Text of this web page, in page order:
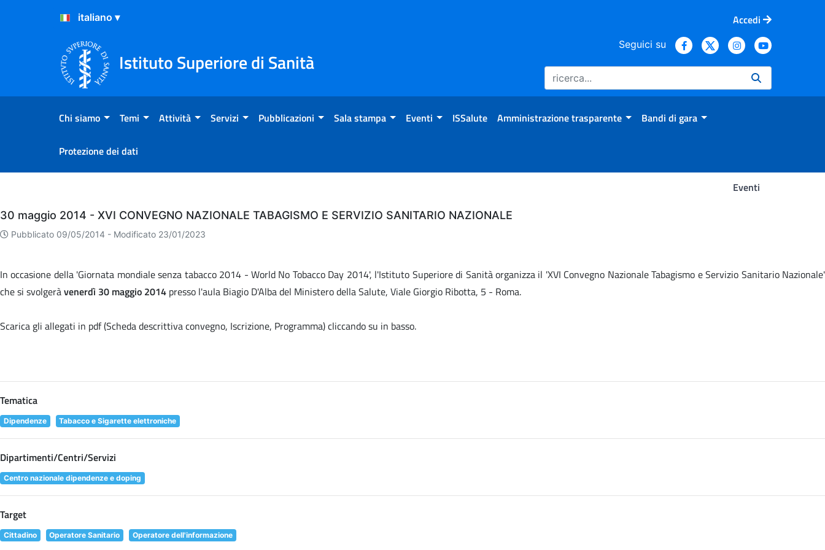
Salta al Contenuto
Salta al Footer
Accedi
Istituto Superiore di Sanità
Seguici su
Chi siamo Temi Attività Servizi Pubblicazioni Sala stampa Eventi ISSalute Amministrazione trasparente Bandi di gara
Protezione dei dati
Eventi
Eventi
30 maggio 2014 - XVI CONVEGNO NAZIONALE TABAGISMO E SERVIZIO SANITARIO NAZIONALE
Pubblicato 09/05/2014 - Modificato 23/01/2023
In occasione della 'Giornata mondiale senza tabacco 2014 - World No Tobacco Day 2014', l'Istituto Superiore di Sanità organizza il 'XVI Convegno Nazionale Tabagismo e Servizio Sanitario Nazionale'
che si svolgeràvenerdì 30 maggio 2014 presso l'aula Biagio D'Alba del Ministero della Salute, Viale Giorgio Ribotta, 5 - Roma.
Scarica gli allegati in pdf (Scheda descrittiva convegno, Iscrizione, Programma) cliccando su in basso.
Tematica
Dipendenze Tabacco e Sigarette elettroniche
Dipartimenti/Centri/Servizi
Centro nazionale dipendenze e doping
Target
Cittadino Operatore Sanitario Operatore dell'informazione